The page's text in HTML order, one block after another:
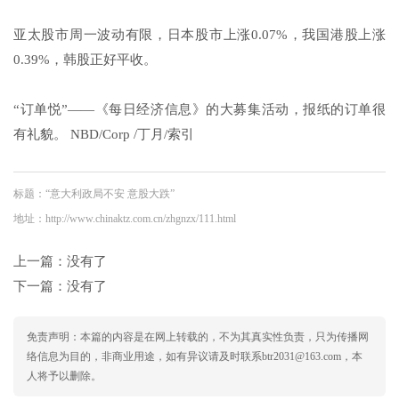
亚太股市周一波动有限，日本股市上涨0.07%，我国港股上涨
0.39%，韩股正好平收。
“订单悦”——《每日经济信息》的大募集活动，报纸的订单很
有礼貌。 NBD/Corp /丁月/索引
标题：“意大利政局不安 意股大跌”
地址：http://www.chinaktz.com.cn/zhgnzx/111.html
上一篇：没有了
下一篇：没有了
免责声明：本篇的内容是在网上转载的，不为其真实性负责，只为传播网
络信息为目的，非商业用途，如有异议请及时联系btr2031@163.com，本
人将予以删除。